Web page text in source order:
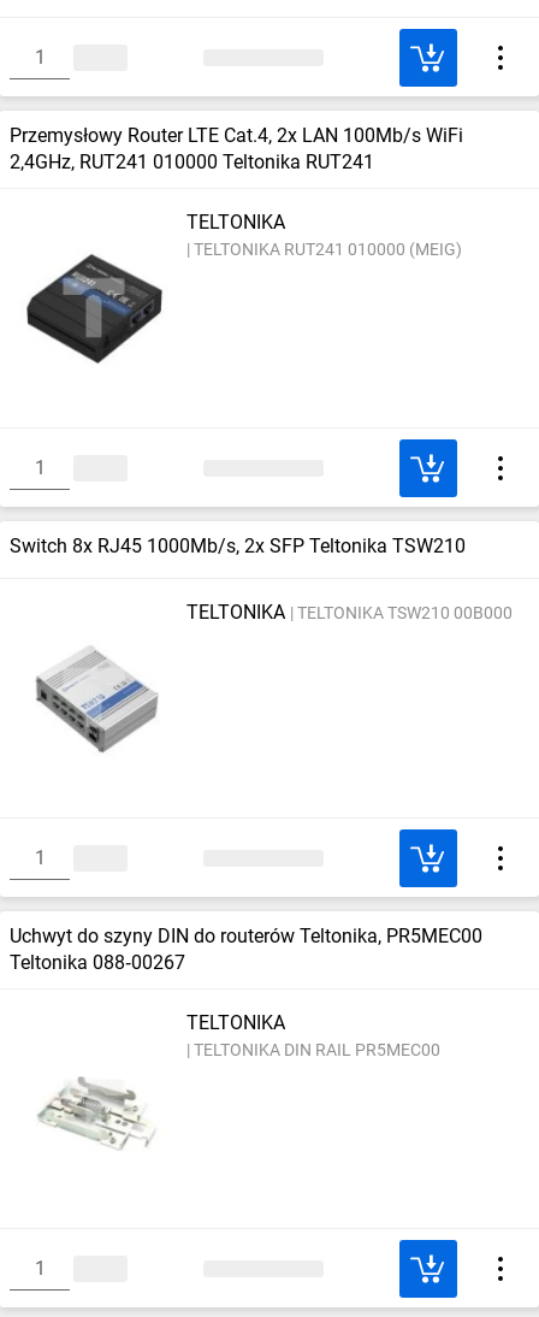
Przemysłowy Router LTE Cat.4, 2x LAN 100Mb/s WiFi
2,4GHz, RUT241 010000 Teltonika RUT241
TELTONIKA
TELTONIKA RUT241 010000 (MEIG)
Switch 8x RJ45 1000Mb/s, 2x SFP Teltonika TSW210
TELTONIKA TELTONIKA TSW210 00B000
Uchwyt do szyny DIN do routerów Teltonika, PR5MEC00
Teltonika 088‑00267
TELTONIKA
TELTONIKA DIN RAIL PR5MEC00